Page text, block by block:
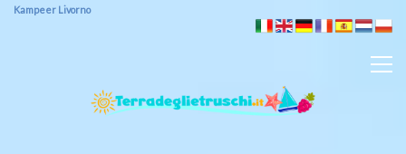
Kampeer Livorno